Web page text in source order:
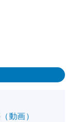
動画）